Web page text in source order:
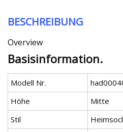
BESCHREIBUNG
Overview
Basisinformation.
Modell Nr.
Höhe
Mitte
Stil